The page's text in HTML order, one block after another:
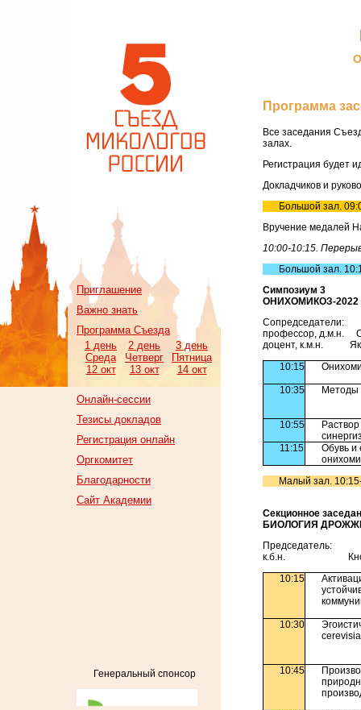
Приглашение
Важно знать
Программа Съезда
1 день
Среда
12 окт
2 день
Четверг
13 окт
3 день
Пятница
14 окт
Онлайн-сессии
Тезисы докладов
Регистрация онлайн
Оргкомитет
Благодарности
Сайт Академии
Генеральный спонсор
Программа
Все заседания
залах.
Регистрация будет
Докладчиков и
Большой зал.
Вручение медалей
10:00-10:15.
Большой зал.
Симпозиум 3
ОНИХОМИКОЗ-2022
Сопредседатели:
профессор, д.м.н.
доцент, к.м.н.
10:15
10:35 Методы
10:55
11:15
Обувь и
Малый зал.
Секционное
БИОЛОГИЯ
Председатель:
к.б.н. Кнорре
10:15
10:30
10:45